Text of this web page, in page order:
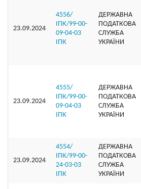
23.09.2024
4556/
ІПК/99-00-
09-04-03
ІПК
ДЕРЖАВНА
ПОДАТКОВА
СЛУЖБА
УКРАЇНИ
23.09.2024
4555/
ІПК/99-00-
09-04-03
ІПК
ДЕРЖАВНА
ПОДАТКОВА
СЛУЖБА
УКРАЇНИ
23.09.2024
4554/
ІПК/99-00-
24-03-03
ІПК
ДЕРЖАВНА
ПОДАТКОВА
СЛУЖБА
УКРАЇНИ